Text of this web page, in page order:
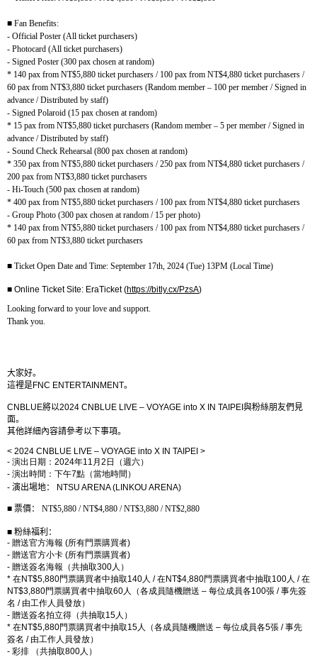
■ Fan Benefits:
- Official Poster (All ticket purchasers)
- Photocard (All ticket purchasers)
- Signed Poster (300 pax chosen at random)
* 140 pax from NT$5,880 ticket purchasers / 100 pax from NT$4,880 ticket purchasers /
60 pax from NT$3,880 ticket purchasers (Random member – 100 per member / Signed in
advance / Distributed by staff)
- Signed Polaroid (15 pax chosen at random)
* 15 pax from NT$5,880 ticket purchasers (Random member – 5 per member / Signed in
advance / Distributed by staff)
- Sound Check Rehearsal (800 pax chosen at random)
* 350 pax from NT$5,880 ticket purchasers / 250 pax from NT$4,880 ticket purchasers /
200 pax from NT$3,880 ticket purchasers
- Hi-Touch (500 pax chosen at random)
* 400 pax from NT$5,880 ticket purchasers / 100 pax from NT$4,880 ticket purchasers
- Group Photo (300 pax chosen at random / 15 per photo)
* 140 pax from NT$5,880 ticket purchasers / 100 pax from NT$4,880 ticket purchasers /
60 pax from NT$3,880 ticket purchasers
■ Ticket Open Date and Time: September 17th, 2024 (Tue) 13PM (Local Time)
■ Online Ticket Site: EraTicket (https://bitly.cx/PzsA)
Looking forward to your love and support.
Thank you.
大家好。
這裡是FNC ENTERTAINMENT。
CNBLUE將以2024 CNBLUE LIVE – VOYAGE into X IN TAIPEI與粉絲朋友們見
面。
其他詳細內容請參考以下事項。
< 2024 CNBLUE LIVE – VOYAGE into X IN TAIPEI >
- 演出日期： 2024年11 月2 日（週六）
- 演出時間：下午7點（當地時間）
- 演出場地： NTSU ARENA (LINKOU ARENA)
■ 票價： NT$5,880 / NT$4,880 / NT$3,880 / NT$2,880
■ 粉絲福利：
- 贈送官方海報 (所有門票購買者)
- 贈送官方小卡 (所有門票購買者)
- 贈送簽名海報（共抽取300人）
* 在NT$5,880門票購買者中抽取140人 /在NT$4,880門票購買者中抽取100人 /在
NT$3,880門票購買者中抽取60人（各成員隨機贈送 – 每位成員各100張 /事先簽
名 / 由工作人員發放）
- 贈送簽名拍立得（共抽取15人）
* 在NT$5,880門票購買者中抽取15人（各成員隨機贈送 – 每位成員各5張 /事先
簽名 / 由工作人員發放）
- 彩排 （共抽取800人）